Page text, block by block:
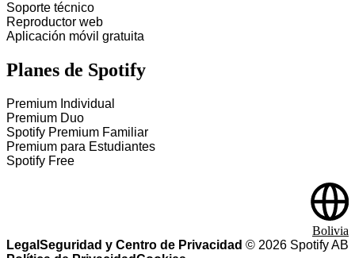
Soporte técnico
Reproductor web
Aplicación móvil gratuita
Planes de Spotify
Premium Individual
Premium Duo
Spotify Premium Familiar
Premium para Estudiantes
Spotify Free
Legal Seguridad y Centro de Privacidad © 2026 Spotify AB
Bolivia